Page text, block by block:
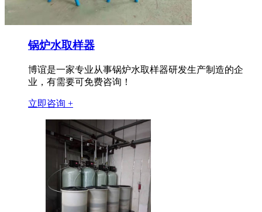
锅炉水取样器
博谊是一家专业从事锅炉水取样器研发生产制造的企
业，有需要可免费咨询！
立即咨询 +